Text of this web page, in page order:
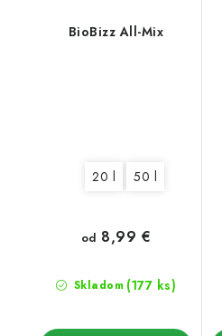
BioBizz All-Mix
20 l 50 l
Skladom (177 ks)
od 8,99 €